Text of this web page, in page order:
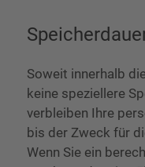
Soweit innerhalb
keine speziellere
verbleiben Ihre
bis der Zweck für
Wenn Sie ein